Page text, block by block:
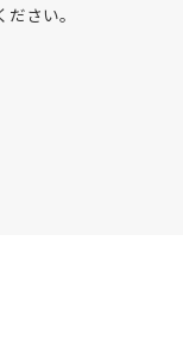
さい。